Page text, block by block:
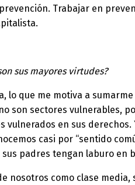
Trabajar en
sus mayores virtudes?
lo que me motiva a
son sectores vulnerables,
vulnerados en sus
casi por “sentido
padres tengan laburo en
nosotros como clase